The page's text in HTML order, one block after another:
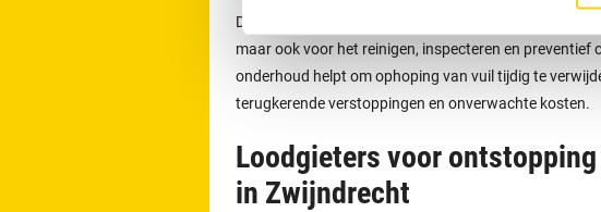
De loodgieters van RRS worden ingezet voor het
maar ook voor het reinigen, inspecteren en
onderhoud helpt om ophoping van vuil tijdig te
terugkerende verstoppingen en onverwachte kosten.
Loodgieters voor
in Zwijndrecht